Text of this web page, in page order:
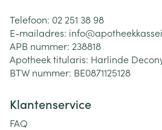
Telefoon: 02 251 38 98
E-mailadres: info@
APB nummer: 238818
Apotheek titularis: Harlinde
BTW nummer: BE0871125128
Klantenservice
FAQ